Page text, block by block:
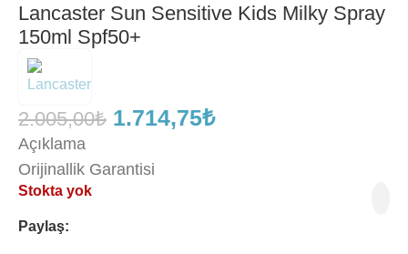
Lancaster Sun Sensitive Kids Milky Spray
150ml Spf50+
2.005,00₺ 1.714,75₺
Açıklama
Orijinallik Garantisi
Stokta yok
Paylaş: